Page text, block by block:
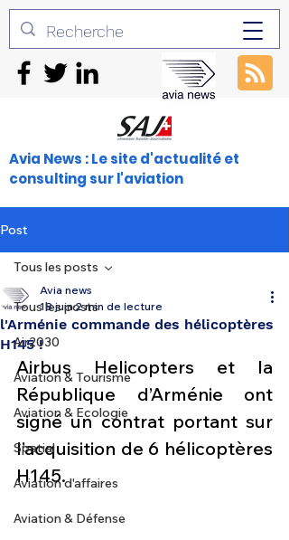
Avia News : Le site d'actualité et
consulting sur l'aviation
Post
Tous les posts
Air2030
Aviation & Tourisme
Aviation & Ecologie
Spatial
Aviation d'affaires
Aviation & Défense
Tous les posts
l'Arménie commande des hélicoptères
H145 !
Avia news
18 juin 2 min de lecture
Airbus Helicopters et la
République d’Arménie ont
signé un contrat portant sur
l’acquisition de 6 hélicoptères
H145.